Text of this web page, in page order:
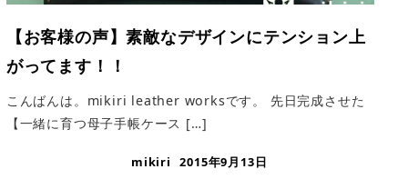
【お客様の声】素敵なデザインにテンション上
がってます！！
こんばんは。mikiri leather worksです。 先日完成させた
【一緒に育つ母子手帳ケース […]
mikiri 2015年9月13日